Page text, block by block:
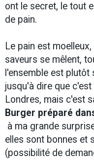
ont le secret, le tout
de pain.
Le pain est
saveurs se mêlent,
l'ensemble est plutôt
jusqu'à dire que
Londres, mais c'est
Burger préparé
à ma grande
elles sont bonnes et
(possibilité de